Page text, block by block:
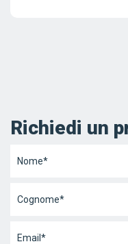
Richiedi un
Nome *
Cognome *
Email *